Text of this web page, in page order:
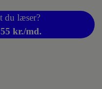
du læser?
kr./md.